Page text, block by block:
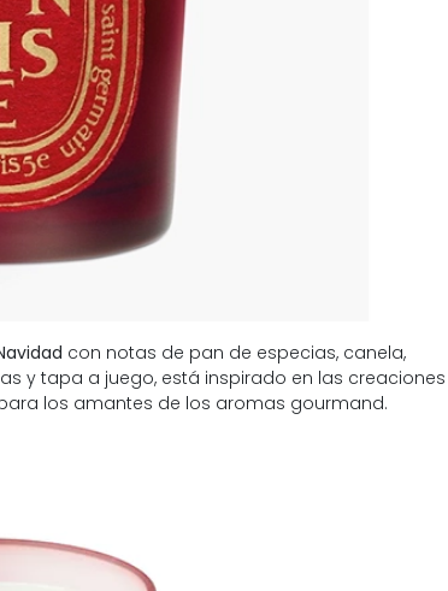
con notas de pan de especias, canela,
y tapa a juego, está inspirado en las creaciones
los amantes de los aromas gourmand​.